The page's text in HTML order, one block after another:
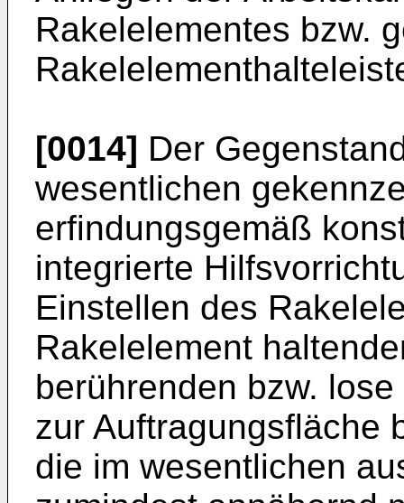
Rakelelementes bzw.
[0014] Der
wesentlichen
erfindungsgemäß
integrierte
Einstellen des
Rakelelement
berührenden bzw.
zur Auftragungsfläche
die im wesentlichen